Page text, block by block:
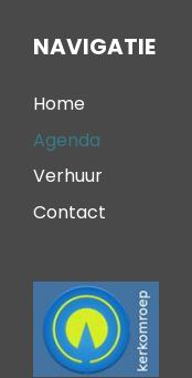
NAVIGATIE
Home
Agenda
Verhuur
Contact